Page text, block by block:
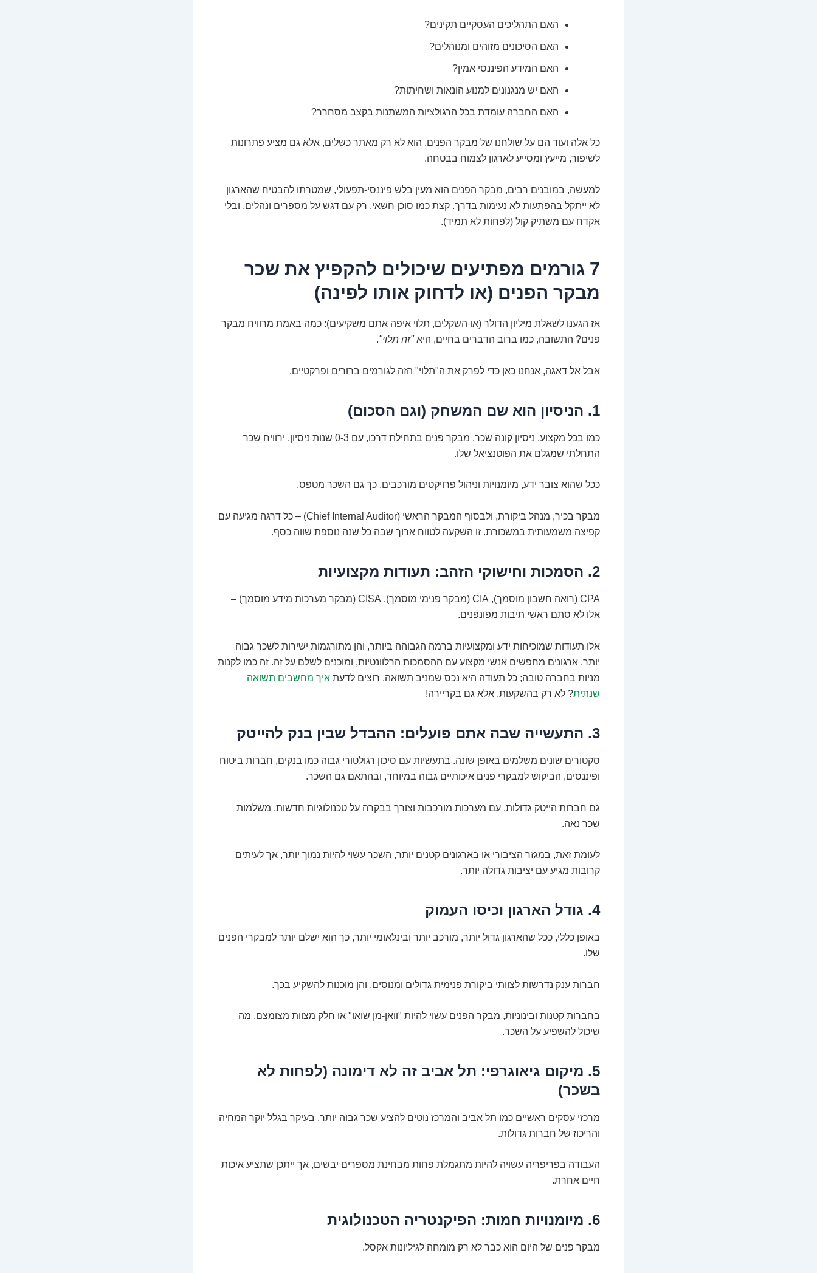
האם התהליכים העסקיים תקינים?
האם הסיכונים מזוהים ומנוהלים?
האם המידע הפיננסי אמין?
האם יש מנגנונים למנוע הונאות ושחיתות?
האם החברה עומדת בכל הרגולציות המשתנות בקצב מסחרר?
כל אלה ועוד הם על שולחנו של מבקר הפנים. הוא לא רק מאתר כשלים, אלא גם מציע פתרונות
לשיפור, מייעץ ומסייע לארגון לצמוח בבטחה.
למעשה, במובנים רבים, מבקר הפנים הוא מעין בלש פיננסי-תפעולי, שמטרתו להבטיח שהארגון
לא ייתקל בהפתעות לא נעימות בדרך. קצת כמו סוכן חשאי, רק עם דגש על מספרים ונהלים, ובלי
אקדח עם משתיק קול (לפחות לא תמיד).
7 גורמים מפתיעים שיכולים להקפיץ את שכר
מבקר הפנים (או לדחוק אותו לפינה)
אז הגענו לשאלת מיליון הדולר (או השקלים, תלוי איפה אתם משקיעים): כמה באמת מרוויח מבקר
פנים? התשובה, כמו ברוב הדברים בחיים, היא"זה תלוי".
אבל אל דאגה, אנחנו כאן כדי לפרק את ה"תלוי" הזה לגורמים ברורים ופרקטיים.
1. הניסיון הוא שם המשחק (וגם הסכום)
כמו בכל מקצוע, ניסיון קונה שכר. מבקר פנים בתחילת דרכו, עם 0-3 שנות ניסיון, ירוויח שכר
התחלתי שמגלם את הפוטנציאל שלו.
ככל שהוא צובר ידע, מיומנויות וניהול פרויקטים מורכבים, כך גם השכר מטפס.
מבקר בכיר, מנהל ביקורת, ולבסוף המבקר הראשי (Chief Internal Auditor) – כל דרגה מגיעה עם
קפיצה משמעותית במשכורת. זו השקעה לטווח ארוך שבה כל שנה נוספת שווה כסף.
2. הסמכות וחישוקי הזהב: תעודות מקצועיות
CPA (רואה חשבון מוסמך), CIA (מבקר פנימי מוסמך), CISA (מבקר מערכות מידע מוסמך) –
אלו לא סתם ראשי תיבות מפונפנים.
אלו תעודות שמוכיחות ידע ומקצועיות ברמה הגבוהה ביותר, והן מתורגמות ישירות לשכר גבוה
יותר. ארגונים מחפשים אנשי מקצוע עם ההסמכות הרלוונטיות, ומוכנים לשלם על זה. זה כמו לקנות
מניות בחברה טובה; כל תעודה היא נכס שמניב תשואה. רוצים לדעת איך מחשבים תשואה
שנתית? לא רק בהשקעות, אלא גם בקריירה!
3. התעשייה שבה אתם פועלים: ההבדל שבין בנק להייטק
סקטורים שונים משלמים באופן שונה. בתעשיות עם סיכון רגולטורי גבוה כמו בנקים, חברות ביטוח
ופיננסים, הביקוש למבקרי פנים איכותיים גבוה במיוחד, ובהתאם גם השכר.
גם חברות הייטק גדולות, עם מערכות מורכבות וצורך בבקרה על טכנולוגיות חדשות, משלמות
שכר נאה.
לעומת זאת, במגזר הציבורי או בארגונים קטנים יותר, השכר עשוי להיות נמוך יותר, אך לעיתים
קרובות מגיע עם יציבות גדולה יותר.
4. גודל הארגון וכיסו העמוק
באופן כללי, ככל שהארגון גדול יותר, מורכב יותר ובינלאומי יותר, כך הוא ישלם יותר למבקרי הפנים
שלו.
חברות ענק נדרשות לצוותי ביקורת פנימית גדולים ומנוסים, והן מוכנות להשקיע בכך.
בחברות קטנות ובינוניות, מבקר הפנים עשוי להיות "וואן-מן שואו" או חלק מצוות מצומצם, מה
שיכול להשפיע על השכר.
5. מיקום גיאוגרפי: תל אביב זה לא דימונה (לפחות לא
בשכר)
מרכזי עסקים ראשיים כמו תל אביב והמרכז נוטים להציע שכר גבוה יותר, בעיקר בגלל יוקר המחיה
והריכוז של חברות גדולות.
העבודה בפריפריה עשויה להיות מתגמלת פחות מבחינת מספרים יבשים, אך ייתכן שתציע איכות
חיים אחרת.
6. מיומנויות חמות: הפיקנטריה הטכנולוגית
מבקר פנים של היום הוא כבר לא רק מומחה לגיליונות אקסל.